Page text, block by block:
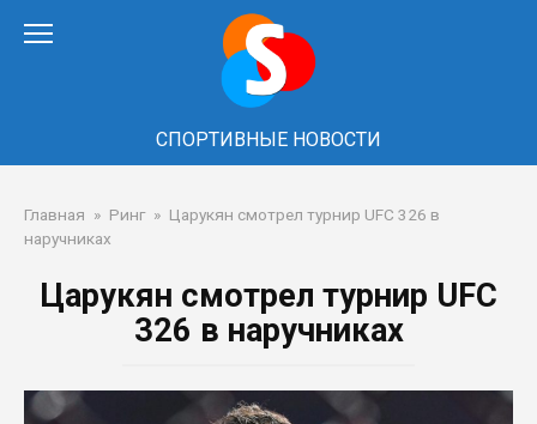
СПОРТИВНЫЕ НОВОСТИ
Главная » Ринг » Царукян смотрел турнир UFC 326 в
наручниках
Царукян смотрел турнир UFC
326 в наручниках